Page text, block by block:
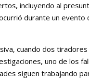
incluyendo al
durante un
cuando dos
uno de los
siguen trabajando